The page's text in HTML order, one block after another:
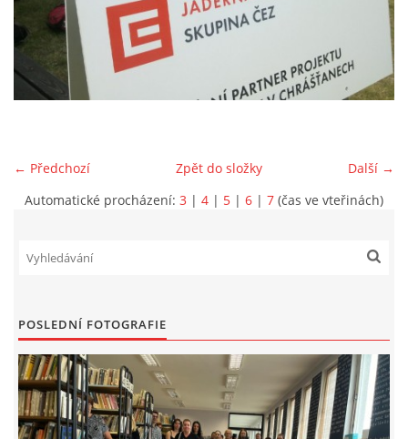
WEBOVÁ KAMERA
VIDEA Z DRONU
"KNIHOBUDKY"
E-KNIHY DO KAŽDÉ KNIHOVNY
GRANTY A DOTACE
← Předchozí Další →
Zpět do složky
Automatické procházení: 3 | 4 | 5 | 6 | 7 (čas ve vteřinách)
POSLEDNÍ FOTOGRAFIE